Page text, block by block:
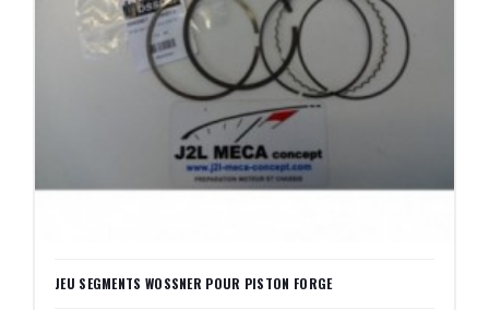
JEU SEGMENTS WOSSNER POUR PISTON FORGE